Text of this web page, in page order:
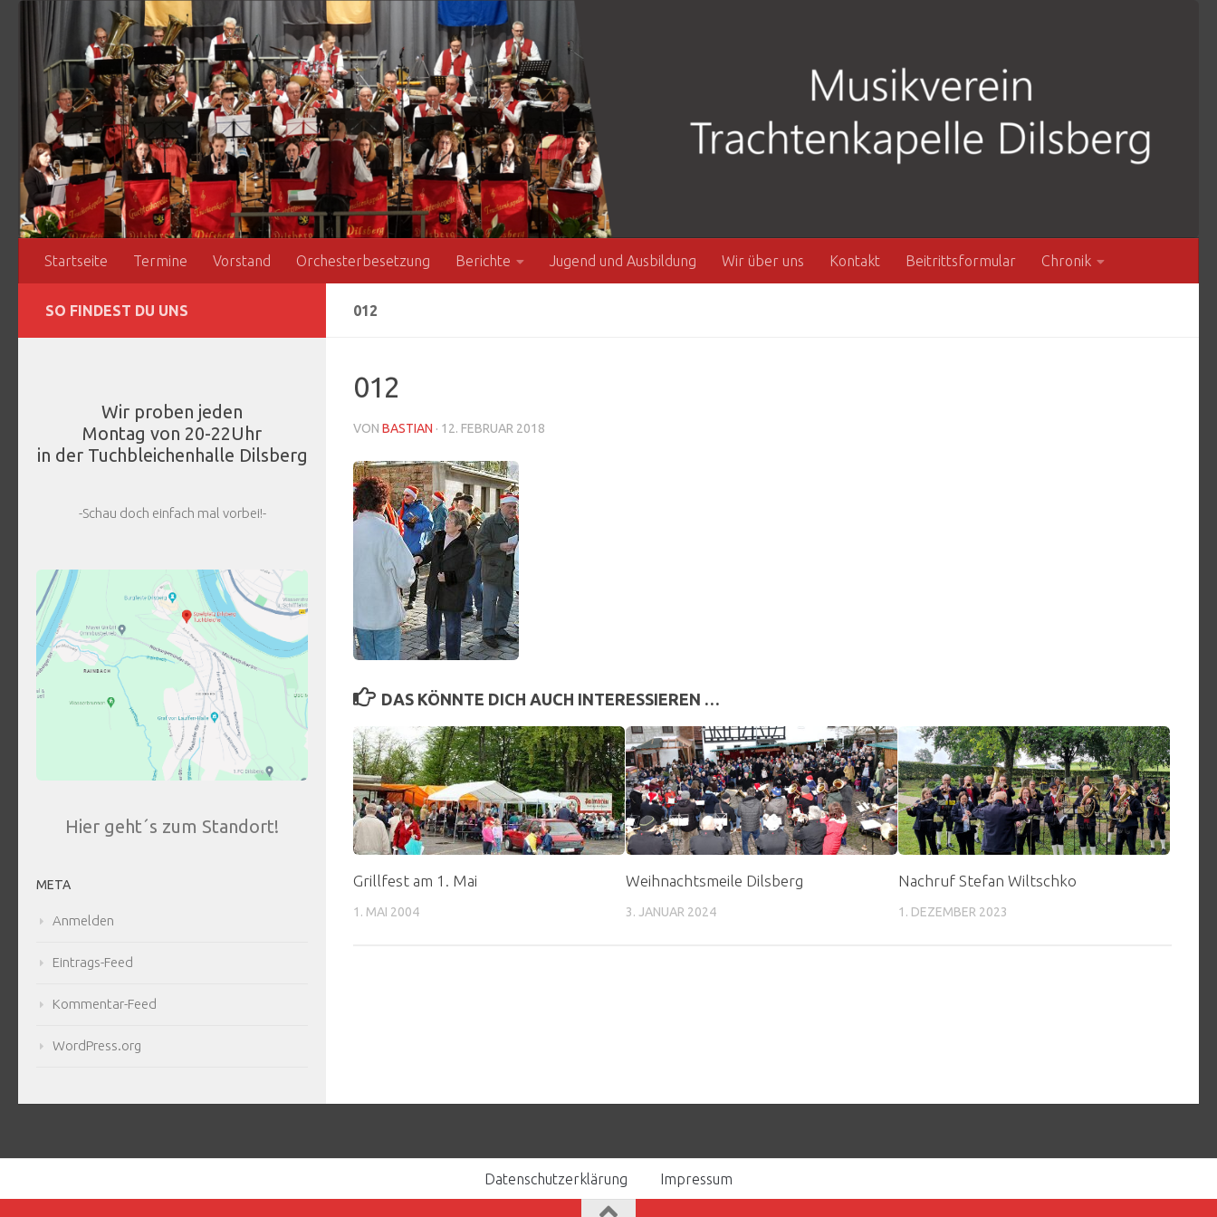
Zum Inhalt springen
Startseite Termine Vorstand Orchesterbesetzung Berichte Jugend und Ausbildung Wir über uns Kontakt Beitrittsformular Chronik
012
012
VON BASTIAN · 12. FEBRUAR 2018
DAS KÖNNTE DICH AUCH INTERESSIEREN …
Grillfest am 1. Mai
1. MAI 2004
Weihnachtsmeile Dilsberg
3. JANUAR 2024
Nachruf Stefan Wiltschko
1. DEZEMBER 2023
SO FINDEST DU UNS
Wir proben jeden
Montag von 20-22Uhr
in der Tuchbleichenhalle Dilsberg
-Schau doch einfach mal vorbei!-
Hier geht´s zum Standort!
META
Anmelden
Eintrags-Feed
Kommentar-Feed
WordPress.org
Datenschutzerklärung Impressum